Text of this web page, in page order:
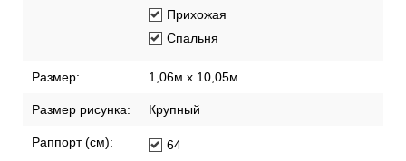
Прихожая
Спальня
Размер: 1,06м х 10,05м
Размер рисунка: Крупный
Раппорт (см): 64